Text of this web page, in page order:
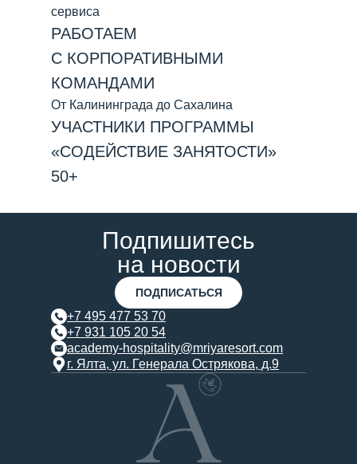
сервиса
РАБОТАЕМ
С КОРПОРАТИВНЫМИ
КОМАНДАМИ
От Калининграда до Сахалина
УЧАСТНИКИ ПРОГРАММЫ
«СОДЕЙСТВИЕ ЗАНЯТОСТИ»
50+
Подпишитесь
на новости
ПОДПИСАТЬСЯ
+7 495 477 53 70
+7 931 105 20 54
academy-hospitality@mriyaresort.com
г. Ялта, ул. Генерала Острякова, д.9